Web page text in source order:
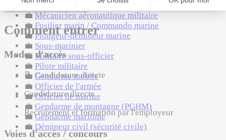
💼 Fusilier commando de l'air
💼 Mécanicien aéronautique militaire
💼 Fusilier marin / Commando marine
💼 Plongeur-démineur marine
💼 Sous-marinier
💼 Militaire sous-officier
💼 Pilote militaire
💼 Gendarme mobile
💼 Officier de l'armée
💼 Officier de marine
💼 Gendarme de montagne (PGHM)
💼 Gendarme maritime
💼 Démineur civil (sécurité civile)
Comment entrer
Modes d'accès
📝 Candidature directe
Candidature directe
Recrutement et formation par l'employeur
Voies d'accès / concours